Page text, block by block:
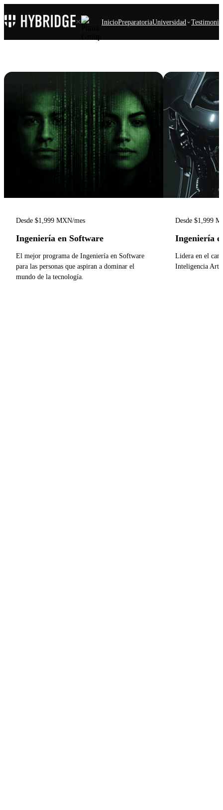
× InicioPreparatoriaUniversidad
Desde $1,999 MXN/mes
Ingeniería en Software
El mejor programa de Ingeniería en Software
para las personas que aspiran a dominar el
mundo de la tecnología.
Desde $1,999
Ingeniería
Lidera en el
Inteligencia